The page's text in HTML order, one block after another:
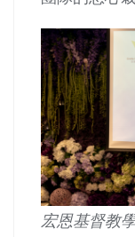
宏恩基督教